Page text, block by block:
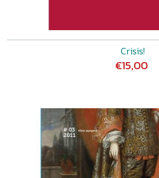
Crisis!
€15,00